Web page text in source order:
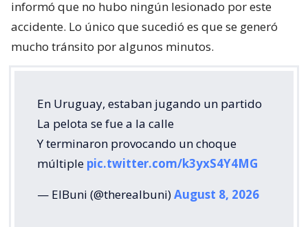
informó que no hubo ningún lesionado por este
accidente. Lo único que sucedió es que se generó
mucho tránsito por algunos minutos.
En Uruguay, estaban jugando un partido
La pelota se fue a la calle
Y terminaron provocando un choque
múltiple pic.twitter.com/k3yxS4Y4MG
— ElBuni (@therealbuni)August 8, 2026